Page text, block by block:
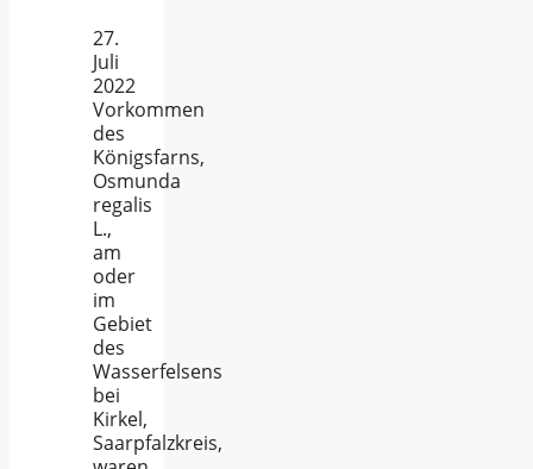
27.
Juli
2022
Vorkommen
des
Königsfarns,
Osmunda
regalis
L.,
am
oder
im
Gebiet
des
Wasserfelsens
bei
Kirkel,
Saarpfalzkreis,